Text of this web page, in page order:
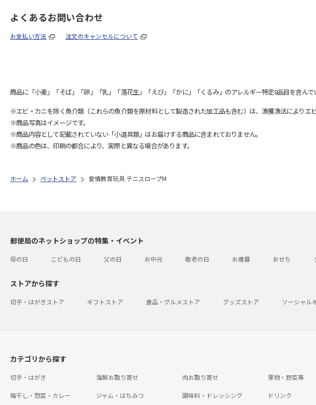
よくあるお問い合わせ
お支払い方法 注文のキャンセルについて
商品に「小麦」「そば」「卵」「乳」「落花生」「えび」「かに」「くるみ」のアレルギー特定8品目を含んで
※エビ・カニを除く魚介類（これらの魚介類を原材料として製造された加工品も含む）は、漁獲漁法によりエ
※商品写真はイメージです。
※商品内容として記載されていない「小道具類」はお届けする商品に含まれておりません。
※商品の色は、印刷の都合により、実際と異なる場合があります。
ホーム ペットストア 愛情教育玩具 テニスロープM
郵便局のネットショップの特集・イベント
母の日 こどもの日 父の日 お中元 敬老の日 お歳暮 おせち
ストアから探す
切手・はがきストア ギフトストア 食品・グルメストア グッズストア ソーシャル
カテゴリから探す
切手・はがき 海鮮お取り寄せ 肉お取り寄せ 果物・野菜等
梅干し・惣菜・カレー ジャム・はちみつ 調味料・ドレッシング ドリンク